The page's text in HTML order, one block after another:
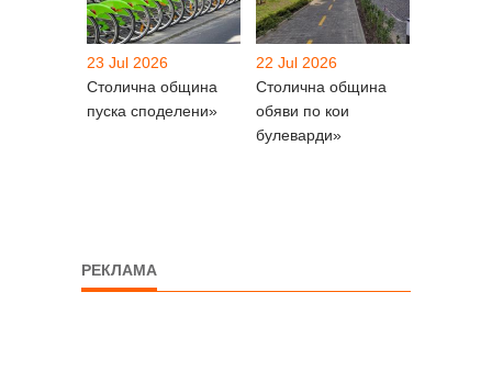
23 Jul 2026
Столична община
пуска споделени»
22 Jul 2026
Столична община
обяви по кои
булеварди»
РЕКЛАМА